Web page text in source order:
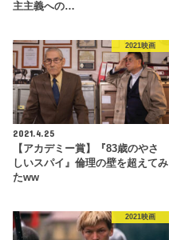
主主義への…
2021映画
2021.4.25
【アカデミー賞】『83歳のやさ
しいスパイ』倫理の壁を超えてみ
たww
2021映画